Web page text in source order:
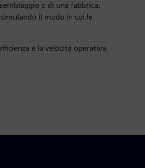
o di una fabbrica,
il modo in cui le
e la velocità operativa